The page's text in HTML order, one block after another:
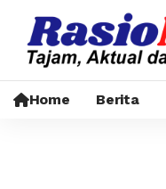
Home Berita